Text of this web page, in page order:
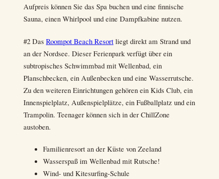
Aufpreis können Sie das Spa buchen und eine finnische
Sauna, einen Whirlpool und eine Dampfkabine nutzen.
#2 Das Roompot Beach Resort liegt direkt am Strand und
an der Nordsee. Dieser Ferienpark verfügt über ein
subtropisches Schwimmbad mit Wellenbad, ein
Planschbecken, ein Außenbecken und eine Wasserrutsche.
Zu den weiteren Einrichtungen gehören ein Kids Club, ein
Innenspielplatz, Außenspielplätze, ein Fußballplatz und ein
Trampolin. Teenager können sich in der ChillZone
austoben.
Familienresort an der Küste von Zeeland
Wasserspaß im Wellenbad mit Rutsche!
Wind- und Kitesurfing-Schule